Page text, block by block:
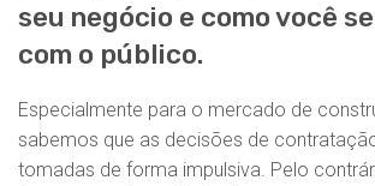
seu negócio e como você
com o público.
Especialmente para o mercado de
sabemos que as decisões de
tomadas de forma impulsiva. Pelo